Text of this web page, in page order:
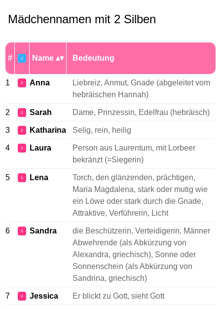
Mädchennamen mit 2 Silben
# ♂ Name Bedeutung
1 ♀ Anna
Liebreiz, Anmut, Gnade (abgeleitet vom
hebräischen Hannah)
2 ♀ Sarah Dame, Prinzessin, Edelfrau (hebräisch)
3 ♀ Katharina Selig, rein, heilig
4 ♀ Laura
Person aus Laurentum, mit Lorbeer
bekränzt (=Siegerin)
5 ♀ Lena
Torch, den glänzenden, prächtigen,
Maria Magdalena, stark oder mutig wie
ein Löwe oder stark durch die Gnade,
Attraktive, Verführerin, Licht
6 ♀ Sandra
die Beschützerin, Verteidigerin, Männer
Abwehrende (als Abkürzung von
Alexandra, griechisch), Sonne oder
Sonnenschein (als Abkürzung von
Sandrina, griechisch)
7 ♀ Jessica Er blickt zu Gott, sieht Gott